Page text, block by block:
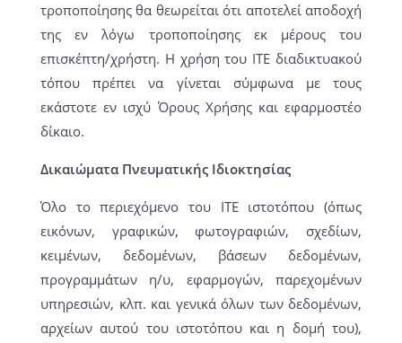
τροποποίησης θα θεωρείται ότι αποτελεί αποδοχή
της εν λόγω τροποποίησης εκ μέρους του
επισκέπτη/χρήστη. Η χρήση του ΙΤΕ διαδικτυακού
τόπου πρέπει να γίνεται σύμφωνα με τους
εκάστοτε εν ισχύ Όρους Χρήσης και εφαρμοστέο
δίκαιο.
Δικαιώματα Πνευματικής Ιδιοκτησίας
Όλο το περιεχόμενο του ΙΤΕ ιστοτόπου (όπως
εικόνων, γραφικών, φωτογραφιών, σχεδίων,
κειμένων, δεδομένων, βάσεων δεδομένων,
προγραμμάτων η/υ, εφαρμογών, παρεχομένων
υπηρεσιών, κλπ. και γενικά όλων των δεδομένων,
αρχείων αυτού του ιστοτόπου και η δομή του),